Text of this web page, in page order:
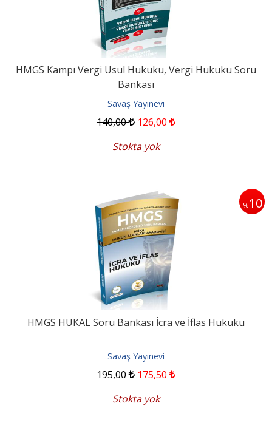
HMGS Kampı Vergi Usul Hukuku, Vergi Hukuku Soru
Bankası
Savaş Yayınevi
140,00 126,00
Stokta yok
%10
HMGS HUKAL Soru Bankası İcra ve İflas Hukuku
Savaş Yayınevi
195,00 175,50
Stokta yok